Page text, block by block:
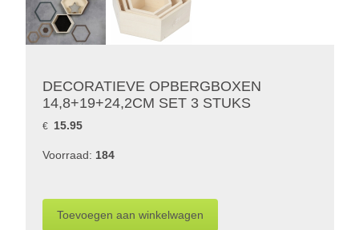
DECORATIEVE OPBERGBOXEN
14,8+19+24,2CM SET 3 STUKS
€ 15.95
Voorraad: 184